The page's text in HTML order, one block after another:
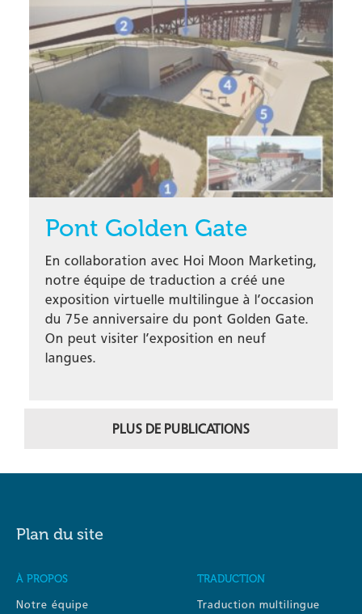
Pont Golden Gate
En collaboration avec Hoi Moon Marketing,
notre équipe de traduction a créé une
exposition virtuelle multilingue à l’occasion
du 75e anniversaire du pont Golden Gate.
On peut visiter l’exposition en neuf
langues.
PLUS DE PUBLICATIONS
Plan du site
À PROPOS
Notre équipe
TRADUCTION
Traduction multilingue